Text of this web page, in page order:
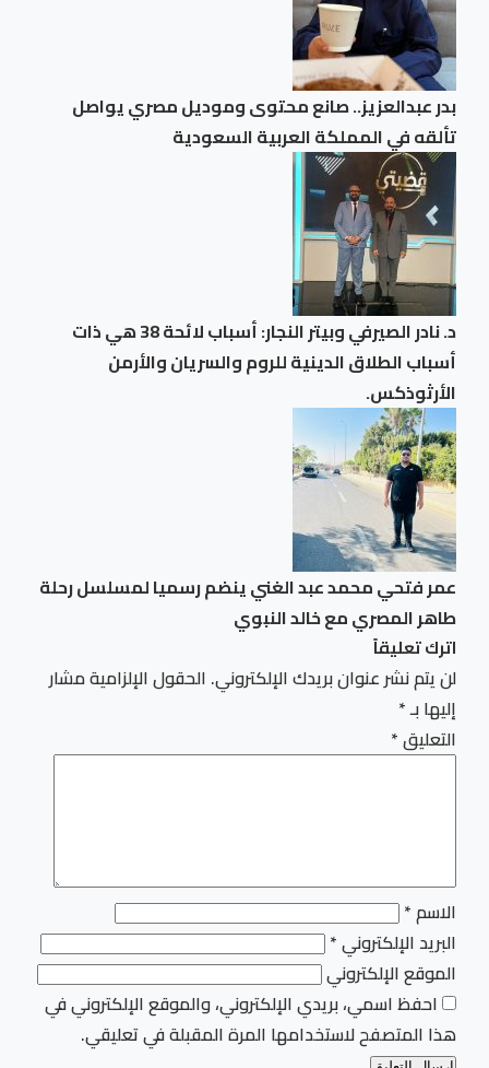
بدر عبدالعزيز.. صانع محتوى وموديل مصري يواصل
تألقه في المملكة العربية السعودية
د. نادر الصيرفي وبيتر النجار: أسباب لائحة 38 هي ذات
أسباب الطلاق الدينية للروم والسريان والأرمن
الأرثوذكس.
عمر فتحي محمد عبد الغني ينضم رسميا لمسلسل رحلة
طاهر المصري مع خالد النبوي
اترك تعليقاً
لن يتم نشر عنوان بريدك الإلكتروني. الحقول الإلزامية مشار
إليها بـ*
التعليق*
الاسم*
البريد الإلكتروني*
الموقع الإلكتروني
احفظ اسمي، بريدي الإلكتروني، والموقع الإلكتروني في
هذا المتصفح لاستخدامها المرة المقبلة في تعليقي.